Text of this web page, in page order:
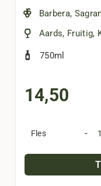
Barbera,
Aards, Fruitig,
750ml
14,50
Fles -